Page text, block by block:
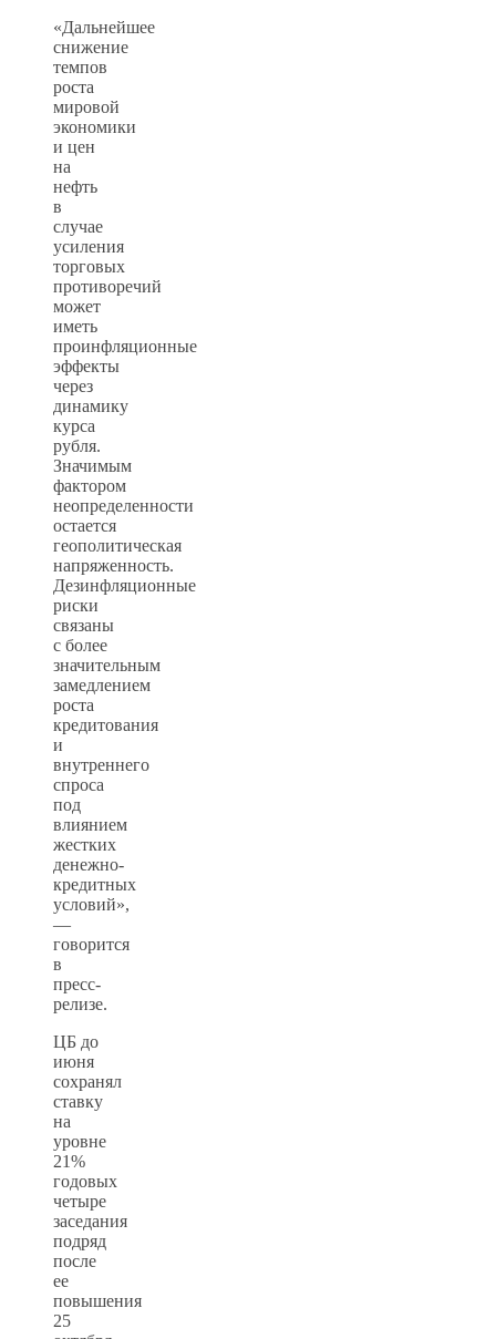
«Дальнейшее
снижение
темпов
роста
мировой
экономики
и цен
на
нефть
в
случае
усиления
торговых
противоречий
может
иметь
проинфляционные
эффекты
через
динамику
курса
рубля.
Значимым
фактором
неопределенности
остается
геополитическая
напряженность.
Дезинфляционные
риски
связаны
с более
значительным
замедлением
роста
кредитования
и
внутреннего
спроса
под
влиянием
жестких
денежно-
кредитных
условий»,
—
говорится
в
пресс-
релизе.
ЦБ до
июня
сохранял
ставку
на
уровне
21%
годовых
четыре
заседания
подряд
после
ее
повышения
25